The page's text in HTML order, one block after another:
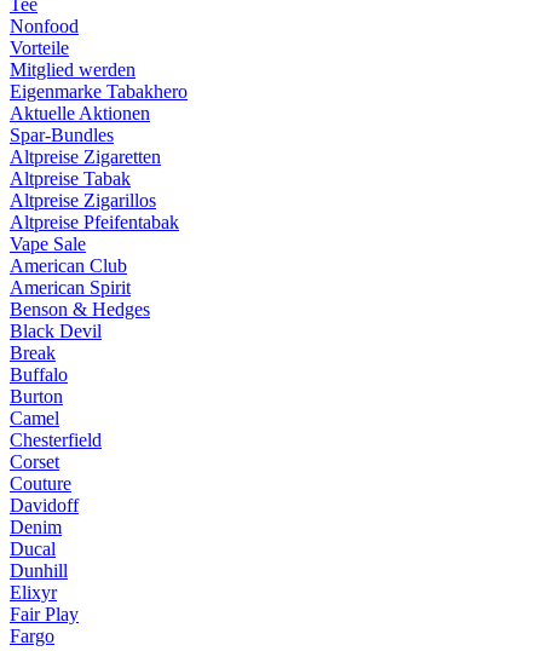
Tee
Nonfood
Vorteile
Mitglied werden
Eigenmarke Tabakhero
Aktuelle Aktionen
Spar-Bundles
Altpreise Zigaretten
Altpreise Tabak
Altpreise Zigarillos
Altpreise Pfeifentabak
Vape Sale
American Club
American Spirit
Benson & Hedges
Black Devil
Break
Buffalo
Burton
Camel
Chesterfield
Corset
Couture
Davidoff
Denim
Ducal
Dunhill
Elixyr
Fair Play
Fargo